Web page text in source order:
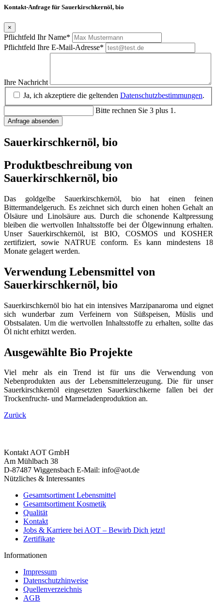
Kontakt-Anfrage für Sauerkirschkernöl, bio
×
Pflichtfeld Ihr Name*
Pflichtfeld Ihre E-Mail-Adresse*
Ihre Nachricht
Ja, ich akzeptiere die geltenden Datenschutzbestimmungen.
Bitte rechnen Sie 3 plus 1.
Anfrage absenden
Sauerkirschkernöl, bio
Produktbeschreibung von
Sauerkirschkernöl, bio
Das goldgelbe Sauerkirschkernöl, bio hat einen feinen
Bittermandelgeruch. Es zeichnet sich durch einen hohen Gehalt an
Ölsäure und Linolsäure aus. Durch die schonende Kaltpressung
bleiben die wertvollen Inhaltsstoffe bei der Ölgewinnung erhalten.
Unser Sauerkirschkernöl, ist BIO, COSMOS und KOSHER
zertifiziert, sowie NATRUE conform. Es kann mindestens 18
Monate gelagert werden.
Verwendung Lebensmittel von
Sauerkirschkernöl, bio
Sauerkirschkernöl bio hat ein intensives Marzipanaroma und eignet
sich wunderbar zum Verfeinern von Süßspeisen, Müslis und
Obstsalaten. Um die wertvollen Inhaltsstoffe zu erhalten, sollte das
Öl nicht erhitzt werden.
Ausgewählte Bio Projekte
Viel mehr als ein Trend ist für uns die Verwendung von
Nebenprodukten aus der Lebensmittelerzeugung. Die für unser
Sauerkirschkernöl eingesetzten Sauerkirschkerne fallen bei der
Trockenfrucht- und Marmeladenproduktion an.
Zurück
KontaktAOT GmbH
Am Mühlbach 38
D-87487 Wiggensbach E-Mail: info@aot.de
Nützliches & Interessantes
Gesamtsortiment Lebensmittel
Gesamtsortiment Kosmetik
Qualität
Kontakt
Jobs & Karriere bei AOT – Bewirb Dich jetzt!
Zertifikate
Informationen
Impressum
Datenschutzhinweise
Quellenverzeichnis
AGB